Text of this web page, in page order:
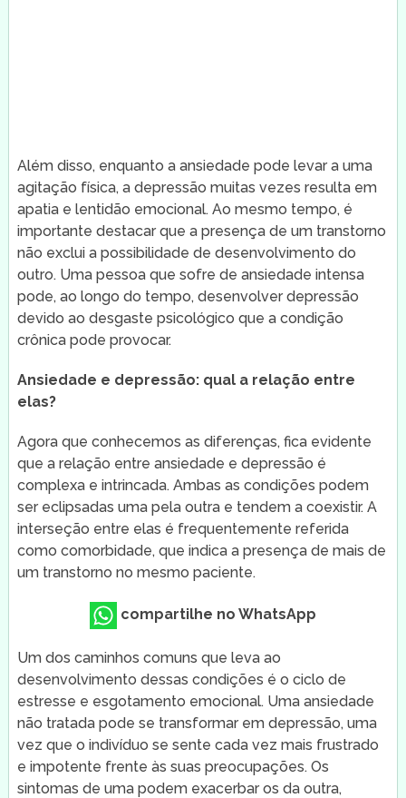
Além disso, enquanto a ansiedade pode levar a uma
agitação física, a depressão muitas vezes resulta em
apatia e lentidão emocional. Ao mesmo tempo, é
importante destacar que a presença de um transtorno
não exclui a possibilidade de desenvolvimento do
outro. Uma pessoa que sofre de ansiedade intensa
pode, ao longo do tempo, desenvolver depressão
devido ao desgaste psicológico que a condição
crônica pode provocar.
Ansiedade e depressão: qual a relação entre
elas?
Agora que conhecemos as diferenças, fica evidente
que a relação entre ansiedade e depressão é
complexa e intrincada. Ambas as condições podem
ser eclipsadas uma pela outra e tendem a coexistir. A
interseção entre elas é frequentemente referida
como comorbidade, que indica a presença de mais de
um transtorno no mesmo paciente.
compartilhe no WhatsApp
Um dos caminhos comuns que leva ao
desenvolvimento dessas condições é o ciclo de
estresse e esgotamento emocional. Uma ansiedade
não tratada pode se transformar em depressão, uma
vez que o indivíduo se sente cada vez mais frustrado
e impotente frente às suas preocupações. Os
sintomas de uma podem exacerbar os da outra,